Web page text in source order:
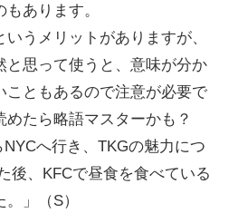
あります。
うメリットがありますが、
と思って使うと、意味が分か
こともあるので注意が必要で
たら略語マスターかも？
NYCへ行き、TKGの魅力につ
後、KFCで昼食を食べている
」（S）